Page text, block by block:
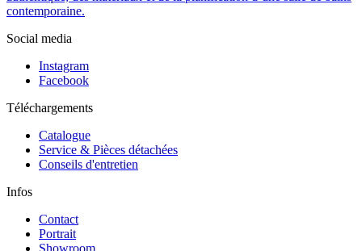
contemporaine.
Social media
Instagram
Facebook
Téléchargements
Catalogue
Service & Pièces détachées
Conseils d'entretien
Infos
Contact
Portrait
Showroom